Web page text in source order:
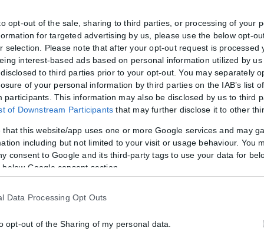
opt-out of the sale, sharing to third parties, or processing of your
for targeted advertising by us, please use the below opt-
selection. Please note that after your opt-out request is processed
interest-based ads based on personal information utilized by
to third parties prior to your opt-out. You may separately
of your personal information by third parties on the IAB’s list of
participants. This information may also be disclosed by us to third
of Downstream Participants that may further disclose it to other
that this website/app uses one or more Google services and may
including but not limited to your visit or usage behaviour. You
consent to Google and its third-party tags to use your data for
Google consent section.
Data Processing Opt Outs
opt-out of the Sharing of my personal data.
στην Ευρώπη με πλειοψηφικό εβραϊκό πληθυσμό – η
ενέργεια της Θεσσαλονίκης επιβιώνει σήμερα, με μια
Ελλάδα.
με ένα από τα τρένα υψηλής ταχύτητας από την Αθήνα που
Πάτρα και συνεχίστε με τους ελληνικούς σιδηρόδρομους (ΟΣΕ)
την Ήπειρο.
και από τις λιγότερο επισκέψιμες, παρά το γεγονός ότι
νότια της Ηγουμενίτσας, τον τερματικό σταθμό.